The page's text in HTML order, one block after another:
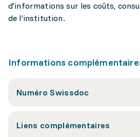
d'informations sur les coûts,
de l’institution.
Informations
Numéro Swissdoc
Liens complémentaires